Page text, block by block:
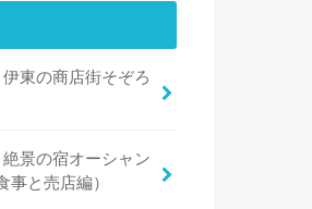
東の商店街そぞろ
景の宿オーシャン
事と売店編）